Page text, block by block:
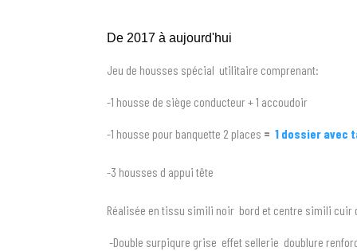
De 2017 à aujourd'hui
Jeu de housses spécial utilitaire comprenant:
-1 housse de siège conducteur + 1 accoudoir
-1 housse pour banquette 2 places = 1 dossier avec
-3 housses d appui tête
Réalisée en tissu simili noir bord et centre simili cuir
-Double surpiqure grise effet sellerie doublure